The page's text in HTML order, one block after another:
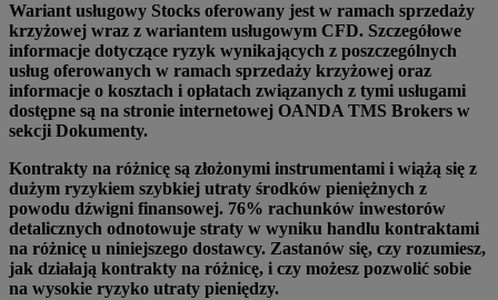
Wariant usługowy Stocks oferowany jest w ramach sprzedaży
krzyżowej wraz z wariantem usługowym CFD. Szczegółowe
informacje dotyczące ryzyk wynikających z poszczególnych
usług oferowanych w ramach sprzedaży krzyżowej oraz
informacje o kosztach i opłatach związanych z tymi usługami
dostępne są na stronie internetowej OANDA TMS Brokers w
sekcji Dokumenty.
Kontrakty na różnicę są złożonymi instrumentami i wiążą się z
dużym ryzykiem szybkiej utraty środków pieniężnych z
powodu dźwigni finansowej. 76% rachunków inwestorów
detalicznych odnotowuje straty w wyniku handlu kontraktami
na różnicę u niniejszego dostawcy. Zastanów się, czy rozumiesz,
jak działają kontrakty na różnicę, i czy możesz pozwolić sobie
na wysokie ryzyko utraty pieniędzy.